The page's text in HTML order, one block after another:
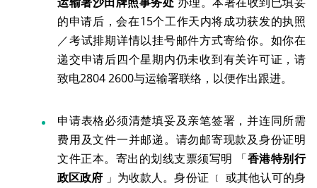
的申请后，会在15个工作天内将成功获发的执照
／考试排期详情以挂号邮件方式寄给你。如你在
递交申请后四个星期内仍未收到有关许可证，请
致电2804 2600与运输署联络，以便作出跟进。
申请表格必须清楚填妥及亲笔签署，并连同所需
费用及文件一并邮递。请勿邮寄现款及身份证明
文件正本。寄出的划线支票须写明 「香港特别行
政区政府 」为收款人。身份证 ﹝ 或其他认可的身